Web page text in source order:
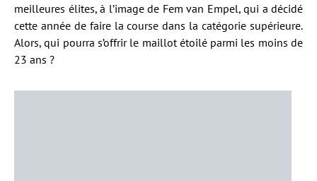
meilleures élites, à l’image de Fem van Empel, qui a décidé
cette année de faire la course dans la catégorie supérieure.
Alors, qui pourra s’offrir le maillot étoilé parmi les moins de
23 ans ?